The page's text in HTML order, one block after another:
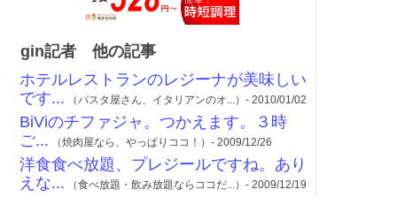
gin記者 他の記事
ホテルレストランのレジーナが美味しい
です... （パスタ屋さん、イタリアンのオ...）- 2010/01/02
BiViのチファジャ。つかえます。３時
ご... （焼肉屋なら、やっぱりココ！）- 2009/12/26
洋食食べ放題、プレジールですね。あり
えな... （食べ放題・飲み放題ならココだ...）- 2009/12/19